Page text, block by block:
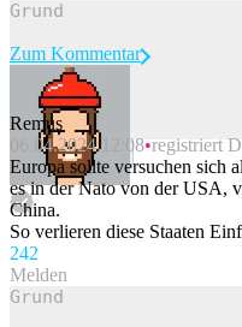
Beitrag melden
Zum Kommentar
Remus
06.04.2024 12:08 registriert
Europa sollte versuchen sich
es in der Nato von der USA,
China.
So verlieren diese Staaten
242
Melden